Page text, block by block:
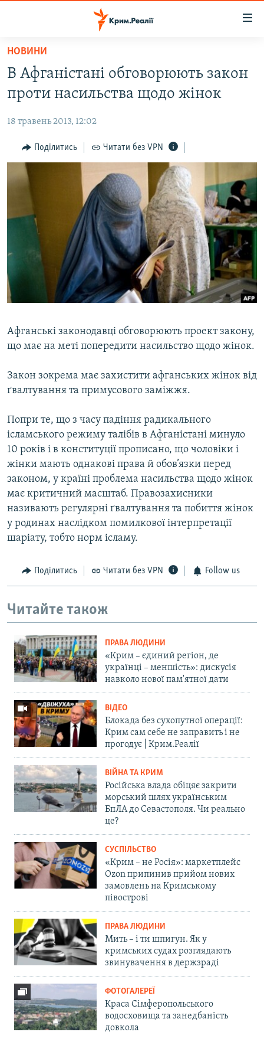
Перейти
основного
матеріалу
Перейти
до
навігації
Перейти
НОВИНИ
ВОДА.КРИМ
ВІДЕО ТА ФОТО
ПОЛІТИКА
БЛОГИ
ПОГЛЯД
ВСЕ ЗА ДЕНЬ
СПЕЦПРОЕКТИ
ДЕПОРТАЦІЯ
ВІДЕОУРОКИ «ELIFBE»
СВІДЧЕННЯ ОКУПАЦІЇ
ЯК ОБІЙТИ БЛОКУВАННЯ
Qırımtatar
ДОЛУЧАЙСЯ!
Усі сайти RFE/RL
НОВИНИ
В Афганістані обговорюють закон
проти насильства щодо жінок
18 травень 2013, 12:02
Поділитись Читати без VPN
Афганські законодавці обговорюють проект закону,
що має на меті попередити насильство щодо жінок.
Закон зокрема має захистити афганських жінок від
ґвалтування та примусового заміжжя.
Попри те, що з часу падіння радикального
ісламського режиму талібів в Афганістані минуло
10 років і в конституції прописано, що чоловіки і
жінки мають однакові права й обов’язки перед
законом, у країні проблема насильства щодо жінок
має критичний масштаб. Правозахисники
називають регулярні ґвалтування та побиття жінок
у родинах наслідком помилкової інтерпретації
шаріату, тобто норм ісламу.
Поділитись Читати без VPN Follow us
Читайте також
ПРАВА ЛЮДИНИ
«Крим – єдиний регіон, де
українці – меншість»: дискусія
навколо нової пам'ятної дати
ВІДЕО
Блокада без сухопутної операції:
Крим сам себе не заправить і не
прогодує | Крим.Реалії
ВІЙНА ТА КРИМ
Російська влада обіцяє закрити
морський шлях українським
БпЛА до Севастополя. Чи реально
це?
СУСПІЛЬСТВО
«Крим – не Росія»: маркетплейс
Ozon припинив прийом нових
замовлень на Кримському
півострові
ПРАВА ЛЮДИНИ
Мить – і ти шпигун. Як у
кримських судах розглядають
звинувачення в держзраді
ФОТОГАЛЕРЕЇ
Краса Сімферопольського
водосховища та занедбаність
довкола